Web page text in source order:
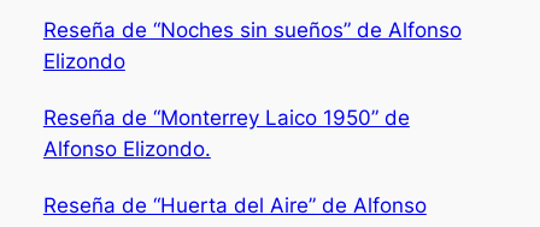
Reseña de “Noches sin sueños” de Alfonso
Elizondo
Reseña de “Monterrey Laico 1950” de
Alfonso Elizondo.
Reseña de “Huerta del Aire” de Alfonso